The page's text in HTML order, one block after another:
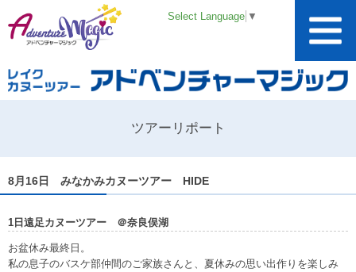
Select Language ▼
ツアーリポート
8月16日 みなかみカヌーツアー HIDE
1日遠足カヌーツアー ＠奈良俣湖
お盆休み最終日。
私の息子のバスケ部仲間のご家族さんと、夏休みの思い出作りを楽しみ